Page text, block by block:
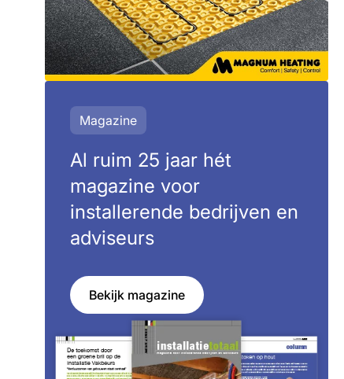
Magazine
Al ruim 25 jaar hét
magazine voor
installerende bedrijven en
adviseurs
Bekijk magazine